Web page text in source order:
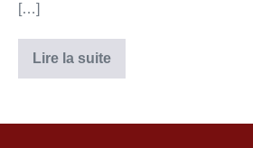
[…]
Lire la suite